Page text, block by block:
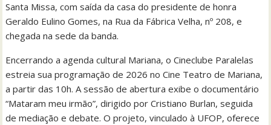
Santa Missa, com saída da casa do presidente de honra
Geraldo Eulino Gomes, na Rua da Fábrica Velha, nº 208, e
chegada na sede da banda.
Encerrando a agenda cultural Mariana, o Cineclube Paralelas
estreia sua programação de 2026 no Cine Teatro de Mariana,
a partir das 10h. A sessão de abertura exibe o documentário
“Mataram meu irmão”, dirigido por Cristiano Burlan, seguida
de mediação e debate. O projeto, vinculado à UFOP, oferece